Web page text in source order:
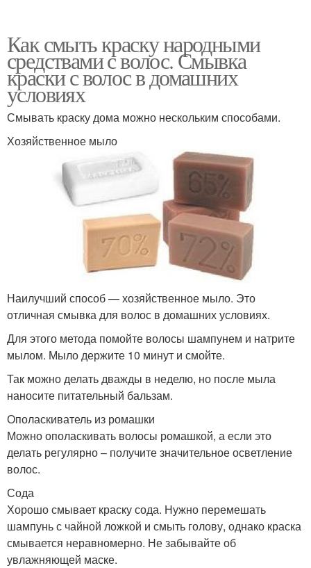
Как смыть краску народными
средствами с волос. Смывка
краски с волос в домашних
условиях
Смывать краску дома можно нескольким способами.
Хозяйственное мыло
Наилучший способ — хозяйственное мыло. Это
отличная смывка для волос в домашних условиях.
Для этого метода помойте волосы шампунем и натрите
мылом. Мыло держите 10 минут и смойте.
Так можно делать дважды в неделю, но после мыла
наносите питательный бальзам.
Ополаскиватель из ромашки
Можно ополаскивать волосы ромашкой, а если это
делать регулярно – получите значительное осветление
волос.
Сода
Хорошо смывает краску сода. Нужно перемешать
шампунь с чайной ложкой и смыть голову, однако краска
смывается неравномерно. Не забывайте об
увлажняющей маске.